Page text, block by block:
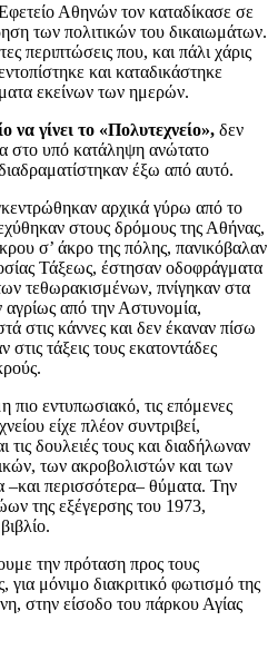
Αθηνών τον καταδίκασε σε
των πολιτικών του δικαιωμάτων.
περιπτώσεις που, και πάλι χάρις
και καταδικάστηκε
εκείνων των ημερών.
να γίνει το «Πολυτεχνείο»,δεν
στο υπό κατάληψη ανώτατο
έξω από αυτό.
αρχικά γύρω από το
στους δρόμους της Αθήνας,
σ’ άκρο της πόλης, πανικόβαλαν
Τάξεως, έστησαν οδοφράγματα
τεθωρακισμένων, πνίγηκαν στα
από την Αστυνομία,
στις κάννες και δεν έκαναν πίσω
τάξεις τους εκατοντάδες
πιο εντυπωσιακό, τις επόμενες
είχε πλέον συντριβεί,
τις δουλειές τους και διαδήλωναν
των ακροβολιστών και των
περισσότερα– θύματα. Την
της εξέγερσης του 1973,
την πρόταση προς τους
μόνιμο διακριτικό φωτισμό της
στην είσοδο του πάρκου Αγίας